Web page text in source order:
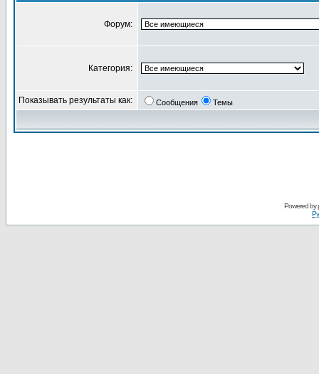
Форум:
Категория:
Показывать результаты как: Сообщения Темы
Powered by